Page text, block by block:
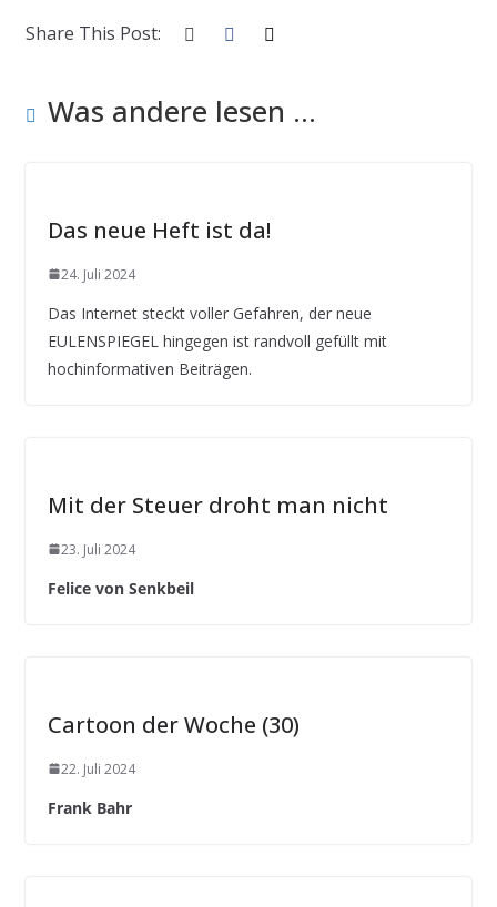
Share This Post:
Was andere lesen ...
Das neue Heft ist da!
24. Juli 2024
Das Internet steckt voller Gefahren, der neue
EULENSPIEGEL hingegen ist randvoll gefüllt mit
hochinformativen Beiträgen.
Mit der Steuer droht man nicht
23. Juli 2024
Felice von Senkbeil
Cartoon der Woche (30)
22. Juli 2024
Frank Bahr